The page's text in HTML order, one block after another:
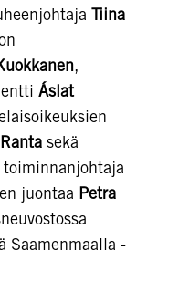
Tiina
,
Áslat
sekä
toiminnanjohtaja
juontaa Petra
Saamenmaalla -